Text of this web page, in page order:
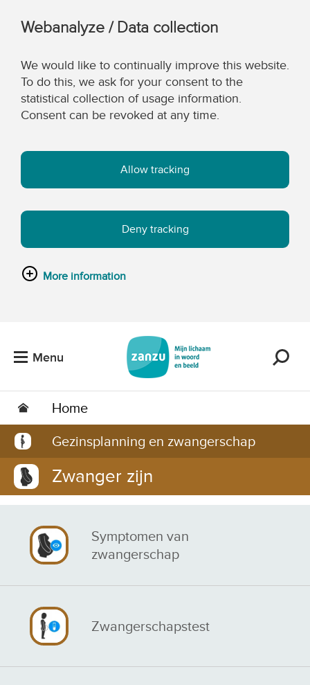
Webanalyze / Data collection
We would like to continually improve this website.
To do this, we ask for your consent to the
statistical collection of usage information.
Consent can be revoked at any time.
Allow tracking
Deny tracking
More information
Menu
Home
Gezinsplanning en zwangerschap
Zwanger zijn
Symptomen van
zwangerschap
Zwangerschapstest